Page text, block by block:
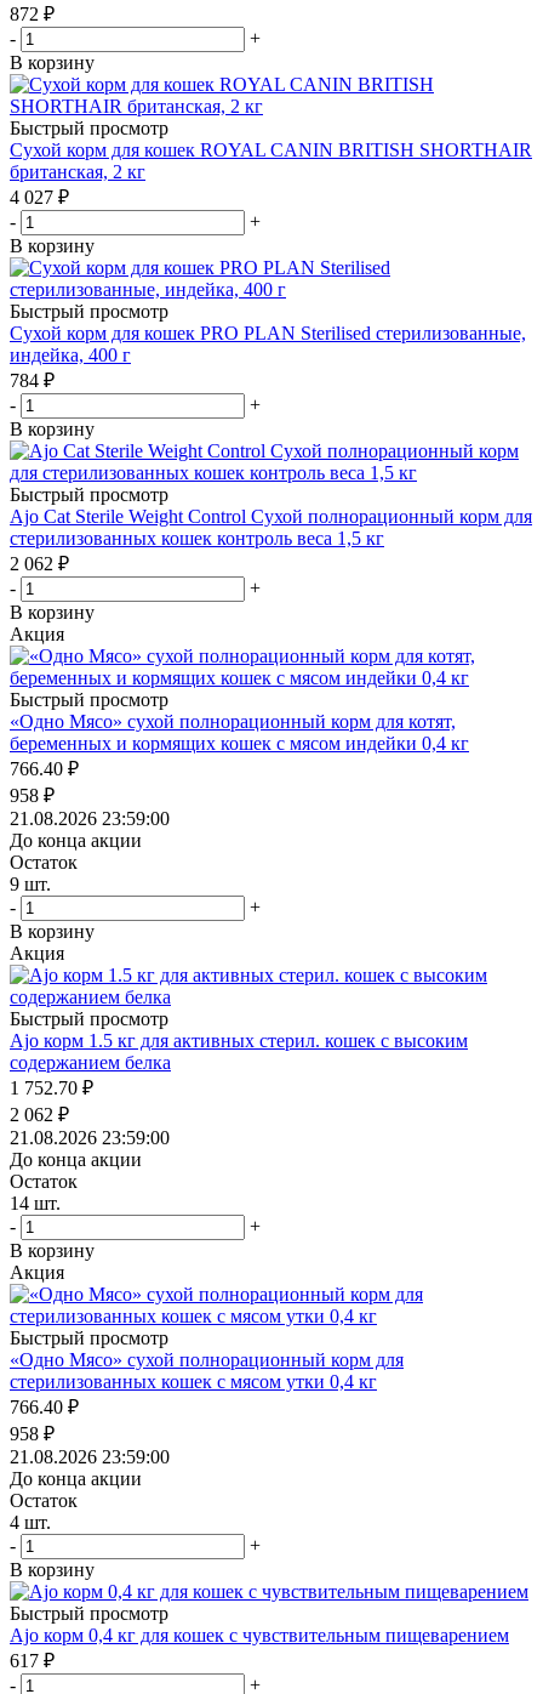
872 ₽
-
+
В корзину
Быстрый просмотр
Сухой корм для кошек ROYAL CANIN BRITISH SHORTHAIR
британская, 2 кг
4 027 ₽
-
+
В корзину
Быстрый просмотр
Сухой корм для кошек PRO PLAN Sterilised стерилизованные,
индейка, 400 г
784 ₽
-
+
В корзину
Быстрый просмотр
Ajo Cat Sterile Weight Control Сухой полнорационный корм для
стерилизованных кошек контроль веса 1,5 кг
2 062 ₽
-
+
В корзину
Акция
Быстрый просмотр
«Одно Мясо» сухой полнорационный корм для котят,
беременных и кормящих кошек с мясом индейки 0,4 кг
766.40 ₽
958 ₽
21.08.2026 23:59:00
До конца акции
Остаток
9 шт.
-
+
В корзину
Акция
Быстрый просмотр
Ajo корм 1.5 кг для активных стерил. кошек с высоким
содержанием белка
1 752.70 ₽
2 062 ₽
21.08.2026 23:59:00
До конца акции
Остаток
14 шт.
-
+
В корзину
Акция
Быстрый просмотр
«Одно Мясо» сухой полнорационный корм для
стерилизованных кошек с мясом утки 0,4 кг
766.40 ₽
958 ₽
21.08.2026 23:59:00
До конца акции
Остаток
4 шт.
-
+
В корзину
Быстрый просмотр
Ajo корм 0,4 кг для кошек с чувствительным пищеварением
617 ₽
-
+